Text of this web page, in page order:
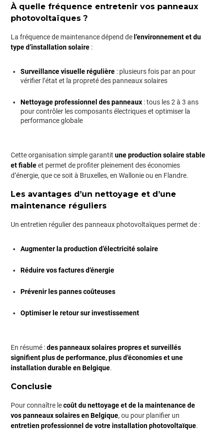
À quelle fréquence entretenir vos panneaux
photovoltaïques ?
La fréquence de maintenance dépend del’environnement et du
type d’installation solaire :
Surveillance visuelle régulière : plusieurs fois par an pour
vérifier l’état et la propreté des panneaux solaires
Nettoyage professionnel des panneaux : tous les 2 à 3 ans
pour contrôler les composants électriques et optimiser la
performance globale
Cette organisation simple garantitune production solaire stable
et fiableet permet de profiter pleinement des économies
d’énergie, que ce soit à Bruxelles, en Wallonie ou en Flandre.
Les avantages d’un nettoyage et d’une
maintenance réguliers
Un entretien régulier des panneaux photovoltaïques permet de :
Augmenter la production d’électricité solaire
Réduire vos factures d’énergie
Prévenir les pannes coûteuses
Optimiser le retour sur investissement
En résumé :des panneaux solaires propres et surveillés
signifient plus de performance, plus d’économies et une
installation durable en Belgique.
Conclusie
Pour connaître lecoût du nettoyage et de la maintenance de
vos panneaux solaires en Belgique, ou pour planifier un
entretien professionnel de votre installation photovoltaïque.